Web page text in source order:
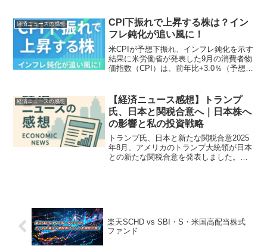
政策が市場にどう影響するのか」。今回
は具体的な銘柄を交えて考...
経済ニュースの感想
CPI下振れで上昇する株は？イン
フレ鈍化が追い風に！
米CPIが予想下振れ、インフレ鈍化を示す
結果に米労働省が発表した9月の消費者物
価指数（CPI）は、前年比+3.0％（予想
ネルギーを除くコアCPIも+3.0％（予想
+...
経済ニュースの感想
【経済ニュース感想】トランプ
氏、日本と関税合意へ｜日本株へ
の影響と私の投資戦略
トランプ氏、日本と新たな関税合意2025
年8月、アメリカのトランプ大統領が日本
との新たな関税合意を発表しました。こ
楽天SCHD vs SBI・S・米国高配当株式
ファンド